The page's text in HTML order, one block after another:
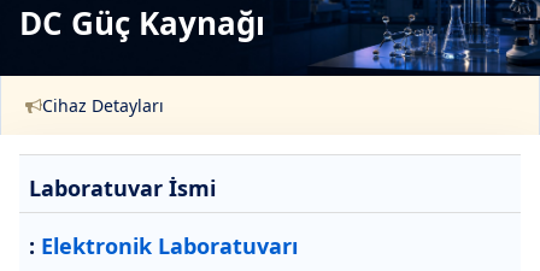
DC Güç Kaynağı
Cihaz Detayları
Laboratuvar İsmi
: Elektronik Laboratuvarı